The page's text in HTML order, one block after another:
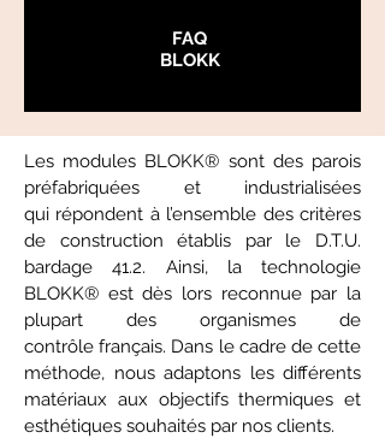
Les modules BLOKK® sont des parois
préfabriquées et industrialisées
qui répondent à l’ensemble des critères
de construction établis par le D.T.U.
bardage 41.2. Ainsi, la technologie
BLOKK® est dès lors reconnue par la
plupart des organismes de
contrôle français. Dans le cadre de cette
méthode, nous adaptons les différents
matériaux aux objectifs thermiques et
esthétiques souhaités par nos clients.
FAQ
BLOKK